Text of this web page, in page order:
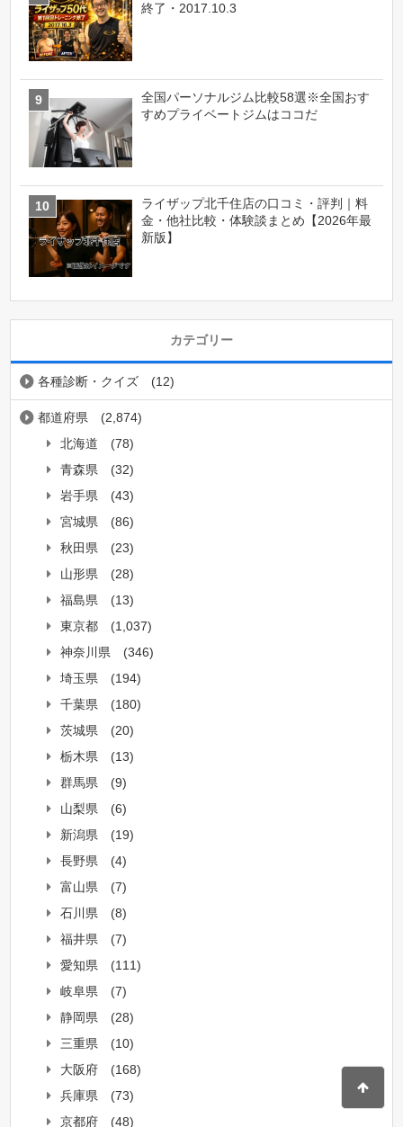
終了・2017.10.3
全国パーソナルジム比較58選※全国おす
すめプライベートジムはココだ
ライザップ北千住店の口コミ・評判｜料
金・他社比較・体験談まとめ【2026年最
新版】
カテゴリー
各種診断・クイズ (12)
都道府県
(2,874)
北海道
(78)
青森県
(32)
岩手県
(43)
宮城県
(86)
秋田県
(23)
山形県
(28)
福島県
(13)
東京都
(1,037)
神奈川県
(346)
埼玉県
(194)
千葉県
(180)
茨城県
(20)
栃木県
(13)
群馬県
(9)
山梨県
(6)
新潟県
(19)
長野県
(4)
富山県
(7)
石川県
(8)
福井県
(7)
愛知県
(111)
岐阜県
(7)
静岡県
(28)
三重県
(10)
大阪府
(168)
兵庫県
(73)
京都府
(48)